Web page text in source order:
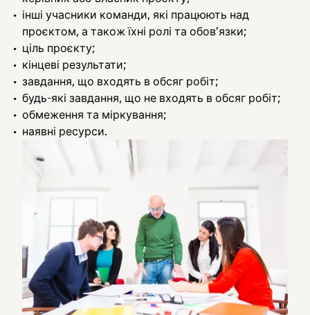
інші учасники команди, які працюють над
проєктом, а також їхні ролі та обов’язки;
ціль проєкту;
кінцеві результати;
завдання, що входять в обсяг робіт;
будь-які завдання, що не входять в обсяг робіт;
обмеження та міркування;
наявні ресурси.